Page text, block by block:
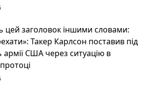
цей заголовок іншими словами:
Такер Карлсон поставив під
армії США через ситуацію в